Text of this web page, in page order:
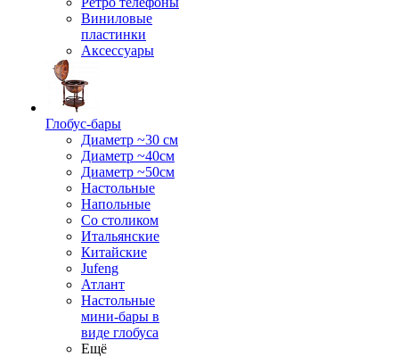
Виниловые
пластинки
Аксессуары
Глобус-бары
Диаметр ~30 см
Диаметр ~40см
Диаметр ~50см
Настольные
Напольные
Со столиком
Итальянские
Китайские
Jufeng
Атлант
Настольные
мини-бары в
виде глобуса
Ещё